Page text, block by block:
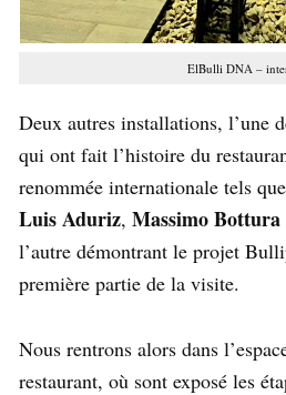
ElBulli DNA –
Deux autres installations, l’une
qui ont fait l’histoire du
renommée internationale tels que
Luis Aduriz, Massimo Bottura
l’autre démontrant le projet
première partie de la visite.
Nous rentrons alors dans
restaurant, où sont exposé les